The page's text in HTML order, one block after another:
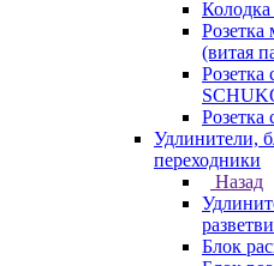
Колодка
(витая
Розетка
Розетка
Удлинители,
переходники
Назад
Блок